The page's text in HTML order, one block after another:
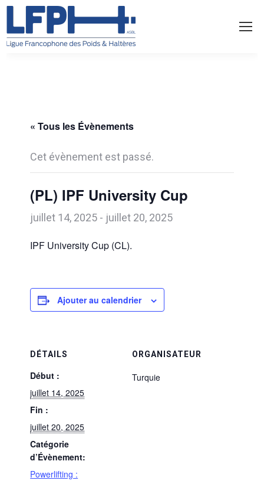
« Tous les Évènements
Cet évènement est passé.
(PL) IPF University Cup
juillet 14, 2025 - juillet 20, 2025
IPF University Cup (CL).
Ajouter au calendrier
DÉTAILS
Début :
juillet 14, 2025
Fin :
juillet 20, 2025
Catégorie
d’Évènement:
Powerlifting :
ORGANISATEUR
Turquie